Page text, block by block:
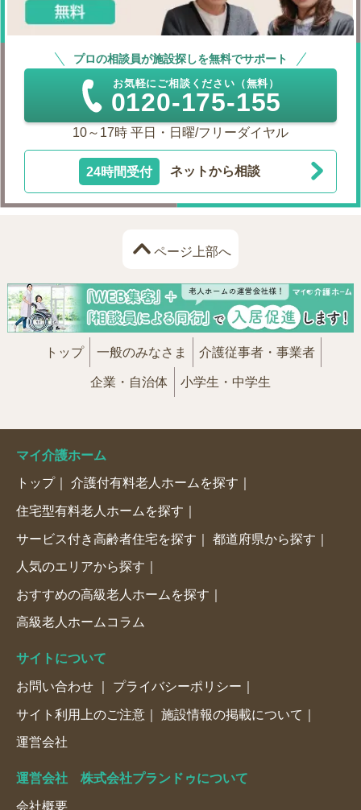
プロの相談員が施設探しを無料でサポート
お気軽にご相談ください（無料）
0120-175-155
10～17時 平日・日曜/フリーダイヤル
24時間受付 ネットから相談
ページ上部へ
トップ 一般のみなさま 介護従事者・事業者
企業・自治体 小学生・中学生
マイ介護ホーム
トップ 介護付有料老人ホームを探す
住宅型有料老人ホームを探す
サービス付き高齢者住宅を探す 都道府県から探す
人気のエリアから探す
おすすめの高級老人ホームを探す
高級老人ホームコラム
サイトについて
お問い合わせ プライバシーポリシー
サイト利用上のご注意 施設情報の掲載について
運営会社
運営会社 株式会社プランドゥについて
会社概要